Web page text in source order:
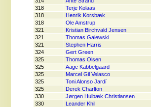
318
Terje Kolaas
318
Henrik Korsbæk
318
Ole Amstrup
321
Kristian Birchvald Jensen
321
Thomas Galewski
321
Stephen Harris
324
Gert Green
325
Thomas Olsen
325
Aage Kabbelgaard
325
Marcel Gil Velasco
325
Toni Alonso Jardí
325
Derek Charlton
330
Jørgen Hulbæk Christiansen
330
Leander Khil